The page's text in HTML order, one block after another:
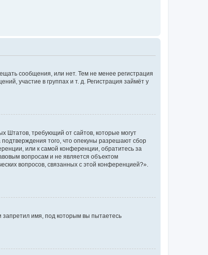
сообщения, или нет. Тем не менее регистрация
участие в группах и т. д. Регистрация займёт у
Штатов, требующий от сайтов, которые могут
того, что опекуны разрешают сбор
или к самой конференции, обратитесь за
вопросам и не является объектом
вопросов, связанных с этой конференцией?».
запретил имя, под которым вы пытаетесь